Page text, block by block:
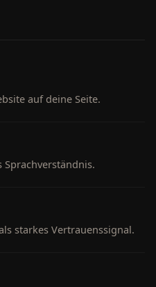
auf deine Seite.
Sprachverständnis.
starkes Vertrauenssignal.